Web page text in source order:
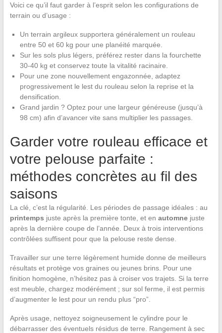
Voici ce qu’il faut garder à l’esprit selon les configurations de
terrain ou d’usage :
Un terrain argileux supportera généralement un rouleau
entre 50 et 60 kg pour une planéité marquée.
Sur les sols plus légers, préférez rester dans la fourchette
30-40 kg et conservez toute la vitalité racinaire.
Pour une zone nouvellement engazonnée, adaptez
progressivement le lest du rouleau selon la reprise et la
densification.
Grand jardin ? Optez pour une largeur généreuse (jusqu’à
98 cm) afin d’avancer vite sans multiplier les passages.
Garder votre rouleau efficace et
votre pelouse parfaite :
méthodes concrètes au fil des
saisons
La clé, c’est la régularité. Les périodes de passage idéales : au
printemps juste après la première tonte, et en automnejuste
après la dernière coupe de l’année. Deux à trois interventions
contrôlées suffisent pour que la pelouse reste dense.
Travailler sur une terre légèrement humide donne de meilleurs
résultats et protège vos graines ou jeunes brins. Pour une
finition homogène, n’hésitez pas à croiser vos trajets. Si la terre
est meuble, chargez modérément ; sur sol ferme, il est permis
d’augmenter le lest pour un rendu plus “pro”.
Après usage, nettoyez soigneusement le cylindre pour le
débarrasser des éventuels résidus de terre. Rangement à sec